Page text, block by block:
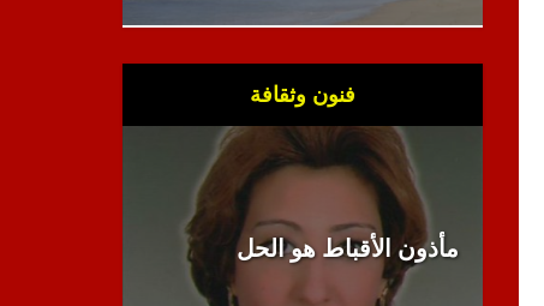
فنون وثقافة
مأذون الأقباط هو الحل